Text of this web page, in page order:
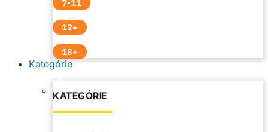
7-11
12+
18+
Kategórie
KATEGÓRIE